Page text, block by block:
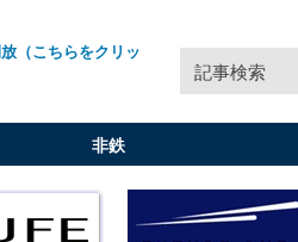
（こちらをクリッ
記事検索
非鉄